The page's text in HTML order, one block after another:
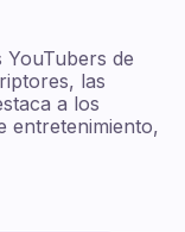
de
las
a los
entretenimiento,